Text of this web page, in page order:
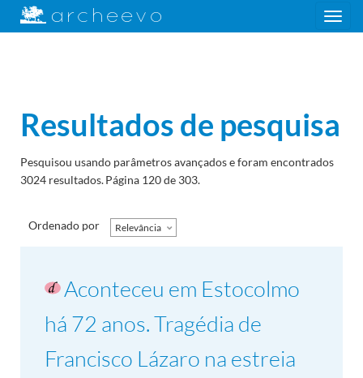
Toggle
navigation
Resultados de pesquisa
Pesquisou usando parâmetros avançados e foram encontrados
3024 resultados.Página 120 de 303.
Ordenado por Relevância
Aconteceu em Estocolmo
há 72 anos. Tragédia de
Francisco Lázaro na estreia